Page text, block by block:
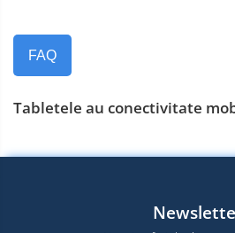
FAQ
Tabletele au conectivitate